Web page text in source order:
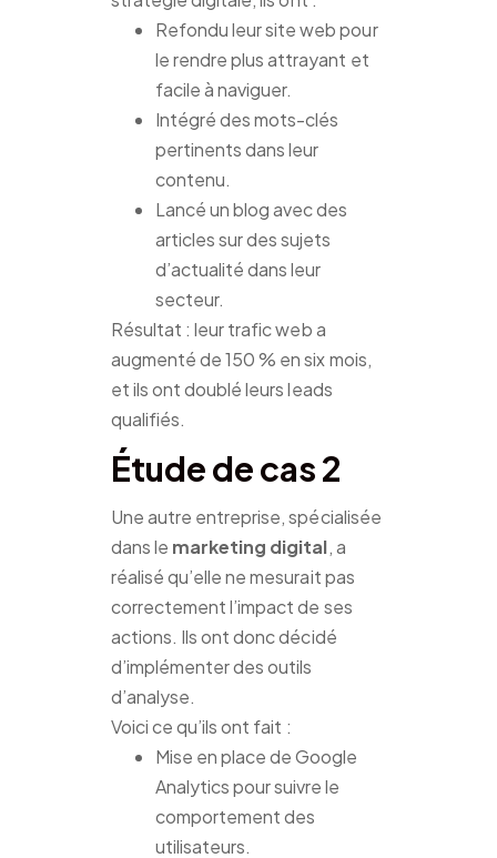
Refondu leur site web pour
le rendre plus attrayant et
facile à naviguer.
Intégré des mots-clés
pertinents dans leur
contenu.
Lancé un blog avec des
articles sur des sujets
d’actualité dans leur
secteur.
Résultat : leur trafic web a
augmenté de 150 % en six mois,
et ils ont doublé leurs leads
qualifiés.
Étude de cas 2
Une autre entreprise, spécialisée
dans le marketing digital, a
réalisé qu’elle ne mesurait pas
correctement l’impact de ses
actions. Ils ont donc décidé
d’implémenter des outils
d’analyse.
Voici ce qu’ils ont fait :
Mise en place de Google
Analytics pour suivre le
comportement des
utilisateurs.